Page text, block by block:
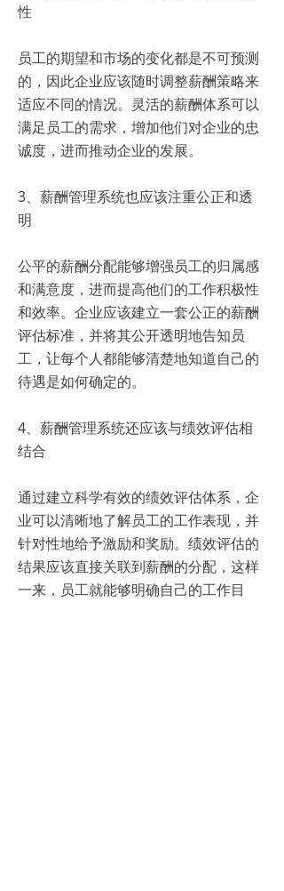
性
员工的期望和市场的变化都是不可预测
的，因此企业应该随时调整薪酬策略来
适应不同的情况。灵活的薪酬体系可以
满足员工的需求，增加他们对企业的忠
诚度，进而推动企业的发展。
3、薪酬管理系统也应该注重公正和透
明
公平的薪酬分配能够增强员工的归属感
和满意度，进而提高他们的工作积极性
和效率。企业应该建立一套公正的薪酬
评估标准，并将其公开透明地告知员
工，让每个人都能够清楚地知道自己的
待遇是如何确定的。
4、薪酬管理系统还应该与绩效评估相
结合
通过建立科学有效的绩效评估体系，企
业可以清晰地了解员工的工作表现，并
针对性地给予激励和奖励。绩效评估的
结果应该直接关联到薪酬的分配，这样
一来，员工就能够明确自己的工作目